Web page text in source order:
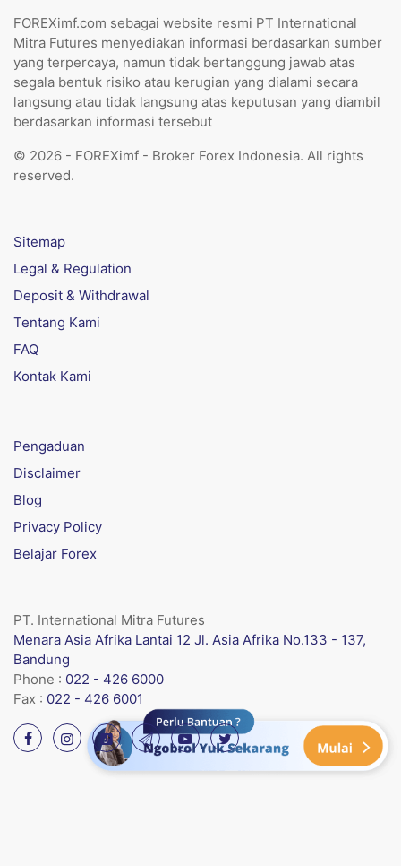
FOREXimf.com sebagai website resmi PT International
Mitra Futures menyediakan informasi berdasarkan sumber
yang terpercaya, namun tidak bertanggung jawab atas
segala bentuk risiko atau kerugian yang dialami secara
langsung atau tidak langsung atas keputusan yang diambil
berdasarkan informasi tersebut
© 2026 - FOREXimf - Broker Forex Indonesia. All rights
reserved.
Sitemap
Legal & Regulation
Deposit & Withdrawal
Tentang Kami
FAQ
Kontak Kami
Pengaduan
Disclaimer
Blog
Privacy Policy
Belajar Forex
PT. International Mitra Futures
Menara Asia Afrika Lantai 12 Jl. Asia Afrika No.133 - 137,
Bandung
Phone : 022 - 426 6000
Fax : 022 - 426 6001